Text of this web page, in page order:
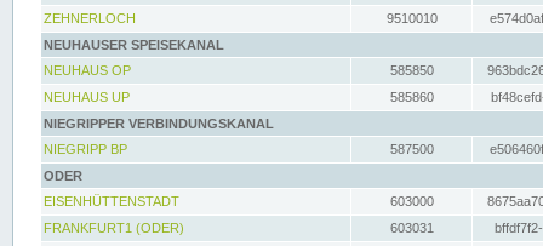
ZEHNERLOCH
9510010
NEUHAUSER SPEISEKANAL
NEUHAUS OP
585850
NEUHAUS UP
585860
NIEGRIPPER VERBINDUNGSKANAL
NIEGRIPP BP
587500
ODER
EISENHÜTTENSTADT
603000
FRANKFURT1 (ODER)
603031